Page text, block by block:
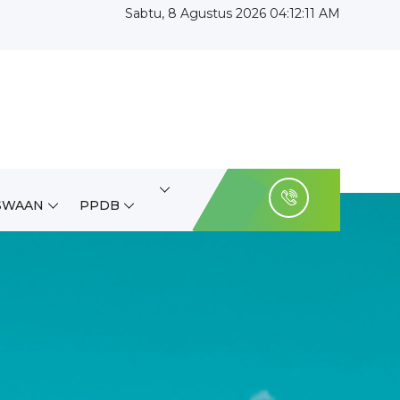
Sabtu, 8 Agustus 2026 04:12:12 AM
PPDB